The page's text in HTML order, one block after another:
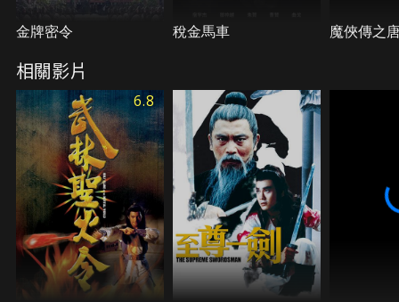
金牌密令 稅金馬車 魔俠傳之
相關影片
6.8